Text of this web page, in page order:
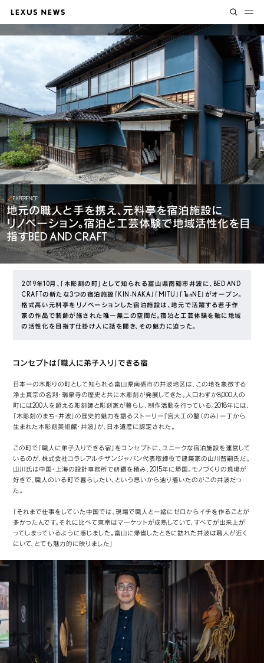
EXPERIENCE
地元の職人と手を携え、元料亭を宿泊施設に
リノベーション。宿泊と工芸体験で地域活性化を目
指すBED AND CRAFT
2020.07.02 THU
2019年10月、「木彫刻の町」として知られる富山県南砺市井波に、BED AND
CRAFTの新たな3つの宿泊施設「KIN-NAKA」「MITU」「TenNE」がオープン。
格式高い元料亭をリノベーションした宿泊施設は、地元で活躍する若手作
家の作品で装飾が施された唯一無二の空間だ。宿泊と工芸体験を軸に地域
の活性化を目指す仕掛け人に話を聞き、その魅力に迫った。
コンセプトは「職人に弟子入り」できる宿
日本一の木彫りの町として知られる富山県南砺市の井波地区は、この地を象徴する
浄土真宗の名刹・瑞泉寺の歴史と共に木彫刻が発展してきた。人口わずか8,000人の
町には200人を超える彫刻師と彫刻家が暮らし、制作活動を行っている。2018年には、
「木彫刻のまち・井波」の歴史的魅力を語るストーリー『宮大工の鑿（のみ）一丁から
生まれた木彫刻美術館・井波』が、日本遺産に認定された。
この町で「職人に弟子入りできる宿」をコンセプトに、ユニークな宿泊施設を運営して
いるのが、株式会社コラレアルチザンジャパン代表取締役で建築家の山川智嗣氏だ。
山川氏は中国・上海の設計事務所で研鑽を積み、2015年に帰国。モノづくりの現場が
好きで、職人のいる町で暮らしたい、という思いから辿り着いたのがこの井波だっ
た。
「それまで仕事をしていた中国では、現場で職人と一緒にゼロからイチを作ることが
多かったんです。それに比べて東京はマーケットが成熟していて、すべてが出来上が
ってしまっているように感じました。富山に帰省したときに訪れた井波は職人が近く
にいて、とても魅力的に映りました」